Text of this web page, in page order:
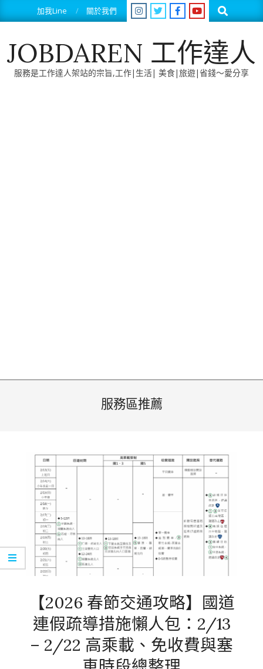
to
加我Line 關於我們 Search
JOBDAREN 工作達人
服務是工作達人架站的宗旨,工作|生活| 美食|旅遊|省錢～愛分享
服務區推薦
【2026 春節交通攻略】國道
連假疏導措施懶人包：2/13
– 2/22 高乘載、免收費與塞